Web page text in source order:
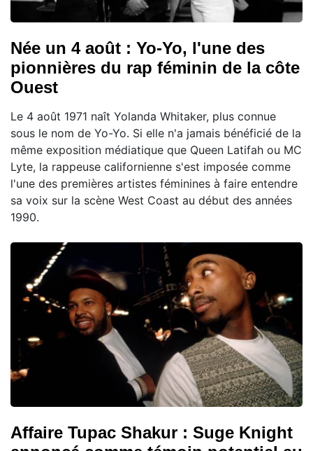
Née un 4 août : Yo-Yo, l'une des
pionnières du rap féminin de la côte
Ouest
Le 4 août 1971 naît Yolanda Whitaker, plus connue
sous le nom de Yo-Yo. Si elle n'a jamais bénéficié de la
même exposition médiatique que Queen Latifah ou MC
Lyte, la rappeuse californienne s'est imposée comme
l'une des premières artistes féminines à faire entendre
sa voix sur la scène West Coast au début des années
1990.
Affaire Tupac Shakur : Suge Knight